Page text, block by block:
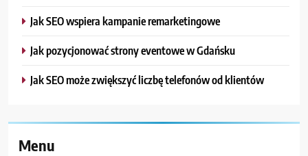
Jak SEO wspiera kampanie remarketingowe
Jak pozycjonować strony eventowe w Gdańsku
Jak SEO może zwiększyć liczbę telefonów od klientów
Menu